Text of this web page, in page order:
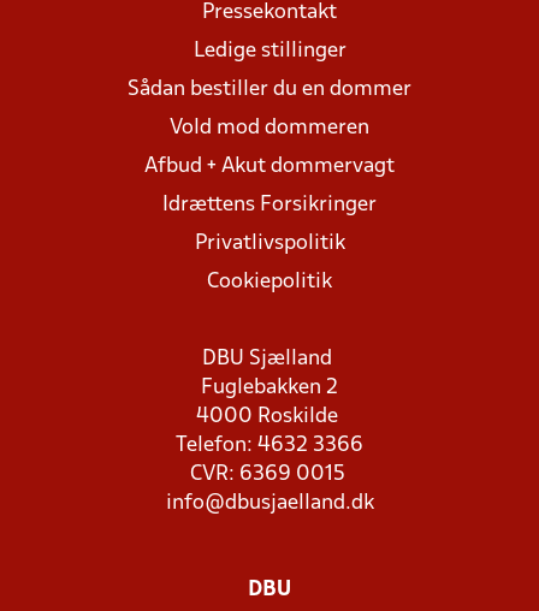
Pressekontakt
Ledige stillinger
Sådan bestiller du en dommer
Vold mod dommeren
Afbud + Akut dommervagt
Idrættens Forsikringer
Privatlivspolitik
Cookiepolitik
DBU Sjælland
Fuglebakken 2
4000 Roskilde
Telefon: 4632 3366
CVR: 6369 0015
info@dbusjaelland.dk
DBU